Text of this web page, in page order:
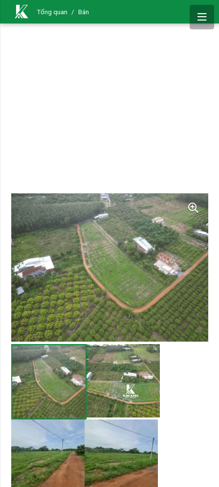
Tổng quan / Bán